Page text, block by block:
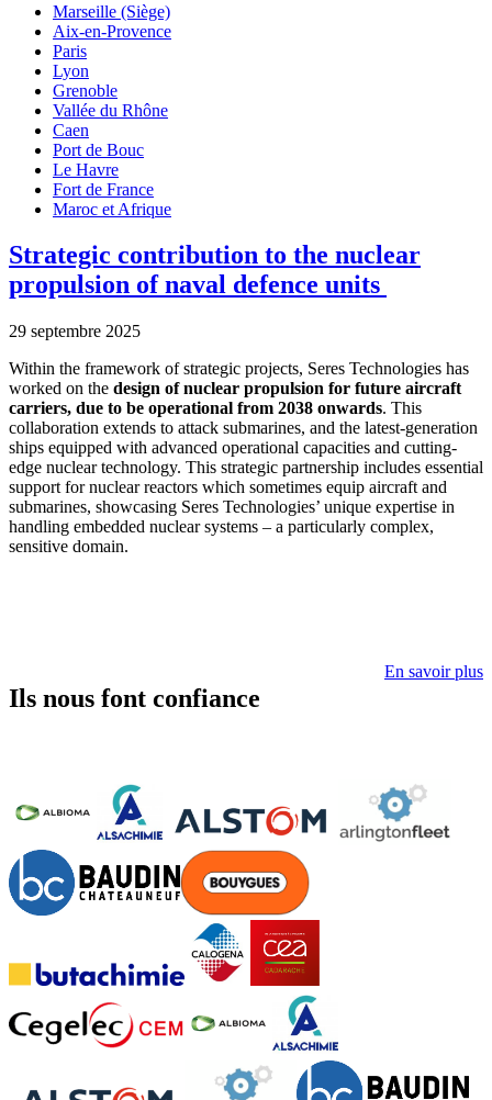
Marseille (Siège)
Aix-en-Provence
Paris
Lyon
Grenoble
Vallée du Rhône
Caen
Port de Bouc
Le Havre
Fort de France
Maroc et Afrique
Strategic contribution to the nuclear
propulsion of naval defence units
29 septembre 2025
Within the framework of strategic projects, Seres Technologies has
worked on the design of nuclear propulsion for future aircraft
carriers, due to be operational from 2038 onwards. This
collaboration extends to attack submarines, and the latest-generation
ships equipped with advanced operational capacities and cutting-
edge nuclear technology. This strategic partnership includes essential
support for nuclear reactors which sometimes equip aircraft and
submarines, showcasing Seres Technologies’ unique expertise in
handling embedded nuclear systems – a particularly complex,
sensitive domain.
Ils nous font confiance
En savoir plus